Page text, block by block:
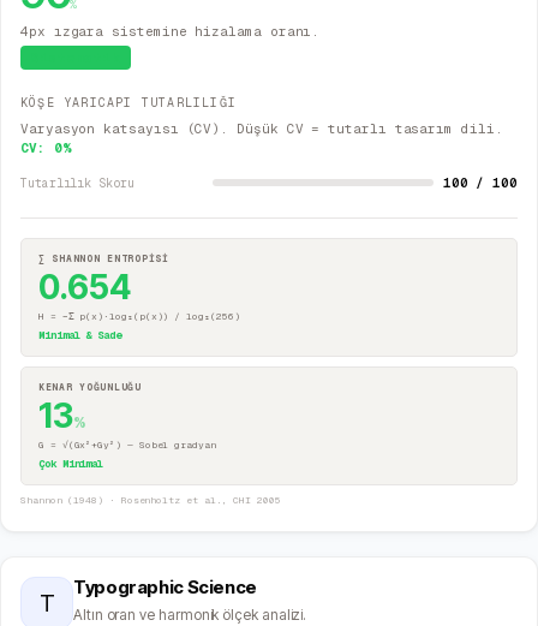
%
4px ızgara sistemine hizalama oranı.
KÖŞE YARICAPI TUTARLILIĞI
Varyasyon katsayısı (CV). Düşük CV = tutarlı tasarım dili.
CV: 0%
Tutarlılık Skoru 100 / 100
∑ SHANNON ENTROPİSİ
0.654
H = −Σ p(x)·log₂(p(x)) / log₂(256)
Minimal & Sade
KENAR YOĞUNLUĞU
13%
G = √(Gx²+Gy²) — Sobel gradyan
Çok Minimal
Shannon (1948) · Rosenholtz et al., CHI 2005
T
Typographic Science
Altın oran ve harmonik ölçek analizi.